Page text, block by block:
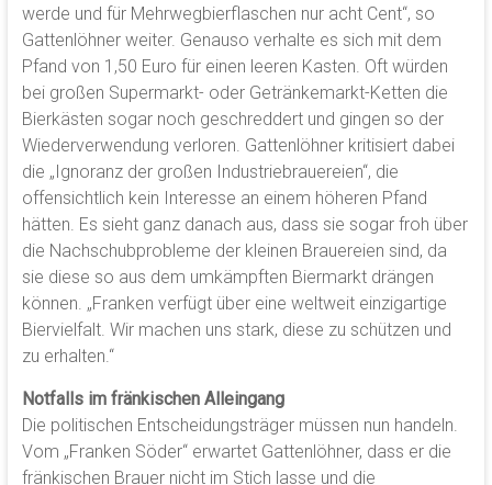
werde und für Mehrwegbierflaschen nur acht Cent“, so
Gattenlöhner weiter. Genauso verhalte es sich mit dem
Pfand von 1,50 Euro für einen leeren Kasten. Oft würden
bei großen Supermarkt- oder Getränkemarkt-Ketten die
Bierkästen sogar noch geschreddert und gingen so der
Wiederverwendung verloren. Gattenlöhner kritisiert dabei
die „Ignoranz der großen Industriebrauereien“, die
offensichtlich kein Interesse an einem höheren Pfand
hätten. Es sieht ganz danach aus, dass sie sogar froh über
die Nachschubprobleme der kleinen Brauereien sind, da
sie diese so aus dem umkämpften Biermarkt drängen
können. „Franken verfügt über eine weltweit einzigartige
Biervielfalt. Wir machen uns stark, diese zu schützen und
zu erhalten.“
Notfalls im fränkischen Alleingang
Die politischen Entscheidungsträger müssen nun handeln.
Vom „Franken Söder“ erwartet Gattenlöhner, dass er die
fränkischen Brauer nicht im Stich lasse und die